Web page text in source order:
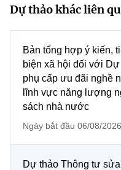
Tiêu chuẩn, đo
Năng lượng nguyên
Tin tổng hợp
Tin địa phương
Đổi mới sáng tạo
Bưu chính, Viễn thông
Sở hữu trí tuệ
Tiêu chuẩn, đo
Videos
Infographic
Ảnh
Voice
Nhiệm vụ trọng tâm
Dự thảo khác liên
Bản tổng hợp ý kiến,
biện xã hội đối với
phụ cấp ưu đãi nghề
lĩnh vực năng lượng
sách nhà nước
Ngày bắt đầu 06/08/
Dự thảo Thông tư